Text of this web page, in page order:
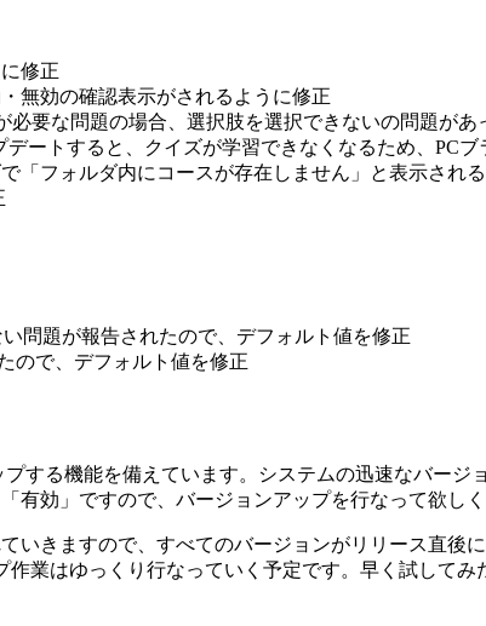
修正
無効の確認表示がされるように修正
要な問題の場合、選択肢を選択できないの問題があ
ートすると、クイズが学習できなくなるため、PC
「フォルダ内にコースが存在しません」と表示され
い問題が報告されたので、デフォルト値を修正
ので、デフォルト値を修正
する機能を備えています。システムの迅速なバー
有効」ですので、バージョンアップを行なって欲し
いきますので、すべてのバージョンがリリース直後
業はゆっくり行なっていく予定です。早く試して